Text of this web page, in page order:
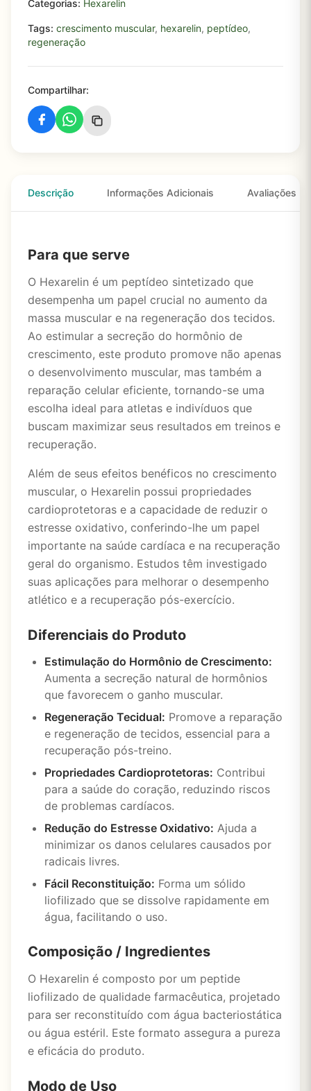
Categorias: Hexarelin
Tags: crescimento muscular, hexarelin, peptídeo,
regeneração
Compartilhar:
Descrição Informações Adicionais Avaliações
Para que serve
O Hexarelin é um peptídeo sintetizado que
desempenha um papel crucial no aumento da
massa muscular e na regeneração dos tecidos.
Ao estimular a secreção do hormônio de
crescimento, este produto promove não apenas
o desenvolvimento muscular, mas também a
reparação celular eficiente, tornando-se uma
escolha ideal para atletas e indivíduos que
buscam maximizar seus resultados em treinos e
recuperação.
Além de seus efeitos benéficos no crescimento
muscular, o Hexarelin possui propriedades
cardioprotetoras e a capacidade de reduzir o
estresse oxidativo, conferindo-lhe um papel
importante na saúde cardíaca e na recuperação
geral do organismo. Estudos têm investigado
suas aplicações para melhorar o desempenho
atlético e a recuperação pós-exercício.
Diferenciais do Produto
Estimulação do Hormônio de Crescimento:
Aumenta a secreção natural de hormônios
que favorecem o ganho muscular.
Regeneração Tecidual: Promove a reparação
e regeneração de tecidos, essencial para a
recuperação pós-treino.
Propriedades Cardioprotetoras: Contribui
para a saúde do coração, reduzindo riscos
de problemas cardíacos.
Redução do Estresse Oxidativo: Ajuda a
minimizar os danos celulares causados por
radicais livres.
Fácil Reconstituição: Forma um sólido
liofilizado que se dissolve rapidamente em
água, facilitando o uso.
Composição / Ingredientes
O Hexarelin é composto por um peptide
liofilizado de qualidade farmacêutica, projetado
para ser reconstituído com água bacteriostática
ou água estéril. Este formato assegura a pureza
e eficácia do produto.
Modo de Uso